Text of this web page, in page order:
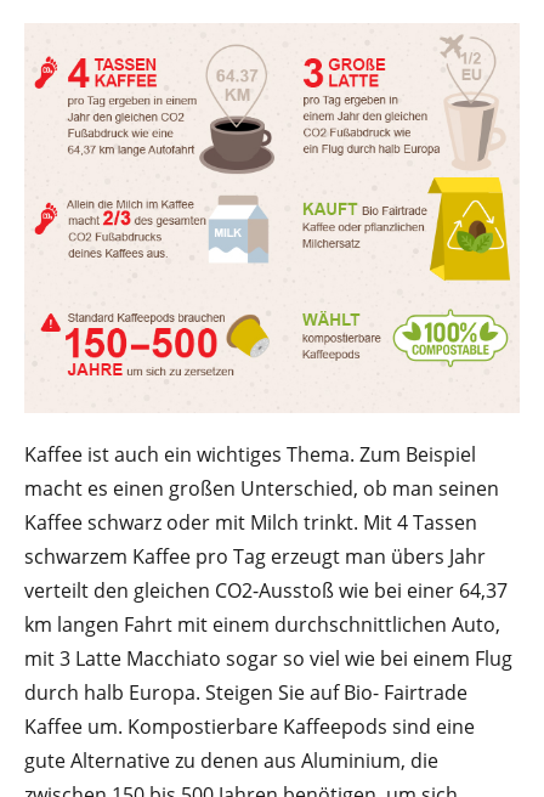
Kaffee ist auch ein wichtiges Thema. Zum Beispiel
macht es einen großen Unterschied, ob man seinen
Kaffee schwarz oder mit Milch trinkt. Mit 4 Tassen
schwarzem Kaffee pro Tag erzeugt man übers Jahr
verteilt den gleichen CO2-Ausstoß wie bei einer 64,37
km langen Fahrt mit einem durchschnittlichen Auto,
mit 3 Latte Macchiato sogar so viel wie bei einem Flug
durch halb Europa. Steigen Sie auf Bio- Fairtrade
Kaffee um. Kompostierbare Kaffeepods sind eine
gute Alternative zu denen aus Aluminium, die